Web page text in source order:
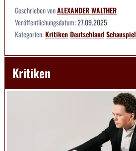
Geschrieben vonALEXANDER WALTHER
Veröffentlichungsdatum:27.09.2025
Kategorien:KritikenDeutschlandSchauspiel
Kritiken